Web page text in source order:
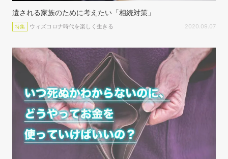
遺される家族のために考えたい「相続対策」
特集 ウィズコロナ時代を楽しく生きる 2020.09.07